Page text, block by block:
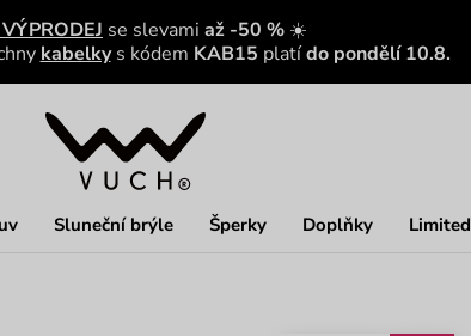
se slevami až -50 % ☀️
kabelky s kódem KAB15 platído pondělí 10.8.
Sluneční brýle Šperky Doplňky Limited